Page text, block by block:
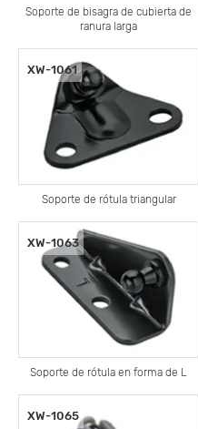
Soporte de bisagra de cubierta de
ranura larga
Soporte de rótula triangular
XW-1061
Soporte de rótula en forma de L
XW-1063
XW-1065